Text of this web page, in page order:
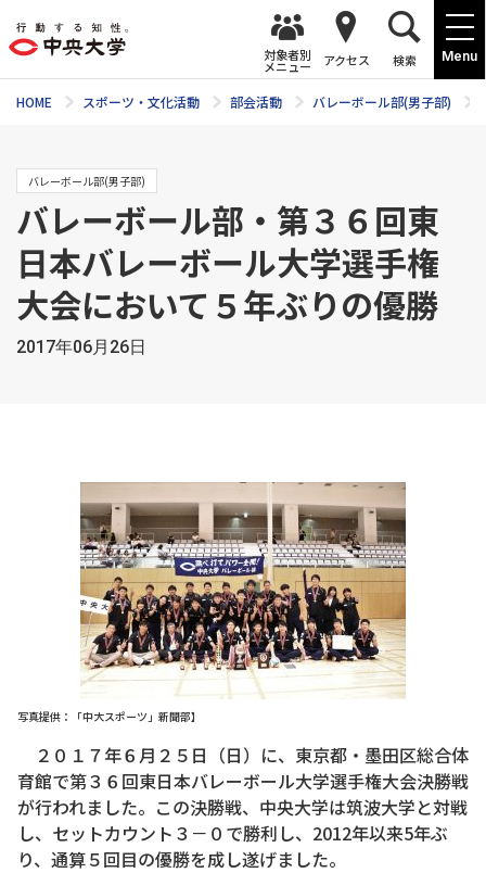
Menu
対象者別
メニュー アクセス 検索
HOME スポーツ・文化活動 部会活動 バレーボール部(男子部)
バレーボール部(男子部)
バレーボール部・第３６回東
日本バレーボール大学選手権
大会において５年ぶりの優勝
2017年06月26日
写真提供：「中大スポーツ」新聞部】
２０１７年６月２５日（日）に、東京都・墨田区総合体
育館で第３６回東日本バレーボール大学選手権大会決勝戦
が行われました。この決勝戦、中央大学は筑波大学と対戦
し、セットカウント３－０で勝利し、2012年以来5年ぶ
り、通算５回目の優勝を成し遂げました。